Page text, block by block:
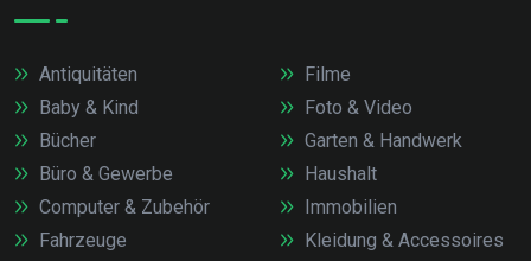
Antiquitäten
Baby & Kind
Bücher
Büro & Gewerbe
Computer & Zubehör
Fahrzeuge
Filme
Foto & Video
Garten & Handwerk
Haushalt
Immobilien
Kleidung & Accessoires